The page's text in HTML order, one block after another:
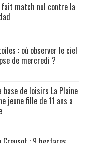
fait match nul contre la
: où observer le ciel
de mercredi ?
base de loisirs La Plaine
jeune fille de 11 ans a